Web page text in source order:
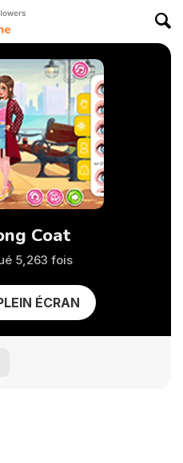
Coat
5,263 fois
ÉCRAN